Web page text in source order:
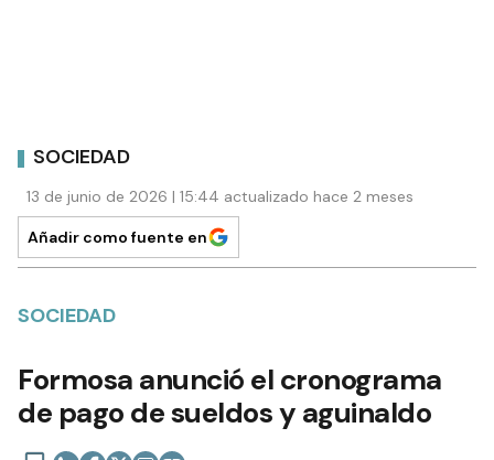
SOCIEDAD
13 de junio de 2026 | 15:44 actualizado hace 2 meses
Añadir como fuente en
SOCIEDAD
Formosa anunció el cronograma
de pago de sueldos y aguinaldo